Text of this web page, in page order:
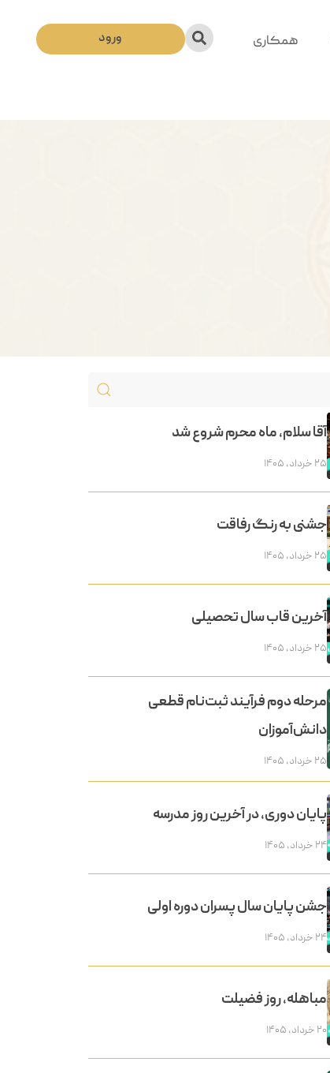
همکاری
ورود
آقا سلام، ماه محرم شروع شد
۲۵ خرداد, ۱۴۰۵
جشنی به رنگ رفاقت
۲۵ خرداد, ۱۴۰۵
آخرین قاب سال تحصیلی
۲۵ خرداد, ۱۴۰۵
مرحله دوم فرآیند ثبت‌نام قطعی
دانش‌آموزان
۲۵ خرداد, ۱۴۰۵
پایان دوری، در آخرین روز مدرسه
۲۴ خرداد, ۱۴۰۵
جشن پایان سال پسران دوره اولی
۲۴ خرداد, ۱۴۰۵
مباهله، روز فضیلت
۲۰ خرداد, ۱۴۰۵